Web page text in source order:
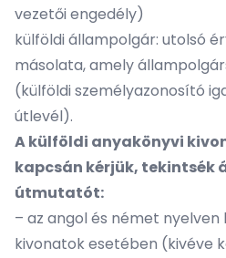
vezetői engedély)
külföldi állampolgár: utolsó
másolata, amely
(külföldi személyazonosító
útlevél).
A külföldi anyakönyvi
kapcsán kérjük, tekintsék
útmutatót:
– az angol és német
kivonatok esetében (kivéve